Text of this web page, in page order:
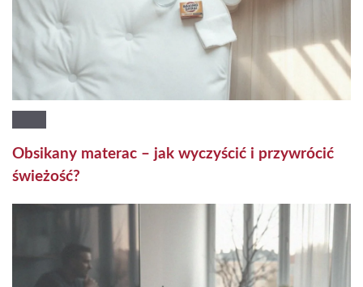
Obsikany materac – jak wyczyścić i przywrócić
świeżość?